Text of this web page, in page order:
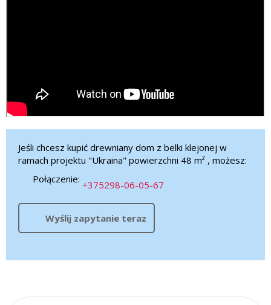
Jeśli chcesz kupić drewniany dom z belki klejonej w
ramach projektu "Ukraina" powierzchni 48 m² , możesz:
Połączenie:
+375298-06-05-67
Wyślij zapytanie teraz